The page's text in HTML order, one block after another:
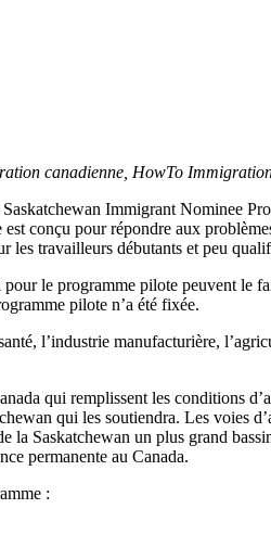
canadienne, HowTo
Immigrant Nominee
conçu pour répondre aux
travailleurs débutants et peu
le programme pilote peuvent
pilote n’a été fixée.
l’industrie manufacturière,
qui remplissent les conditions
qui les soutiendra. Les voies
Saskatchewan un plus grand
permanente au Canada.
: